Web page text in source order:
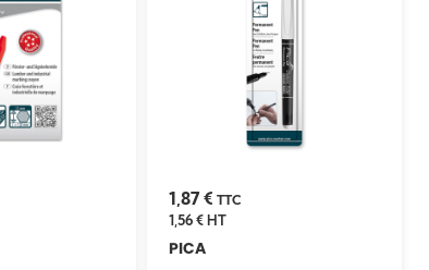
1,87 € TTC
1,56 €HT
PICA